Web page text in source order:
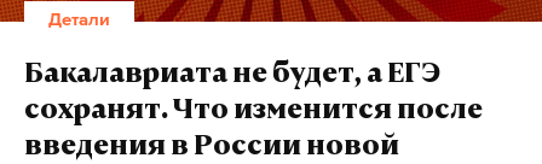
Детали
Бакалавриата не будет, а ЕГЭ
сохранят. Что изменится после
введения в России новой